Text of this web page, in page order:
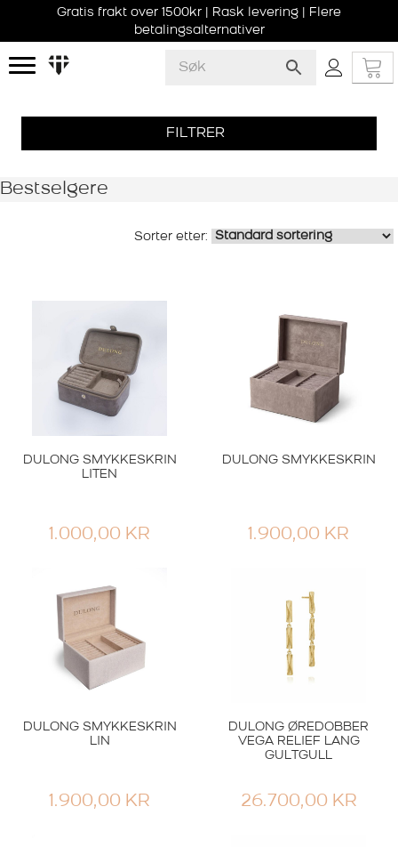
Gratis frakt over 1500kr | Rask levering | Flere
betalingsalternativer
FILTRER
Bestselgere
DULONG SMYKKESKRIN
LITEN
1.000,00 KR
DULONG SMYKKESKRIN
1.900,00 KR
DULONG SMYKKESKRIN
LIN
1.900,00 KR
DULONG ØREDOBBER
VEGA RELIEF LANG
GULTGULL
26.700,00 KR